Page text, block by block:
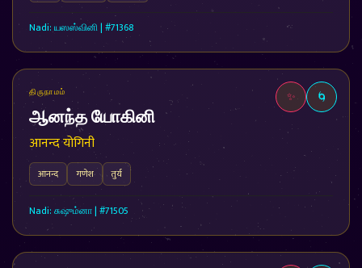
Nadi: யஸஸ்வினி | #71368
✨ 🌀
திருநாமம்
ஆனந்த யோகினி
आनन्द योगिनी
आनन्द गणेश तुर्य
Nadi: சுஷும்னா | #71505